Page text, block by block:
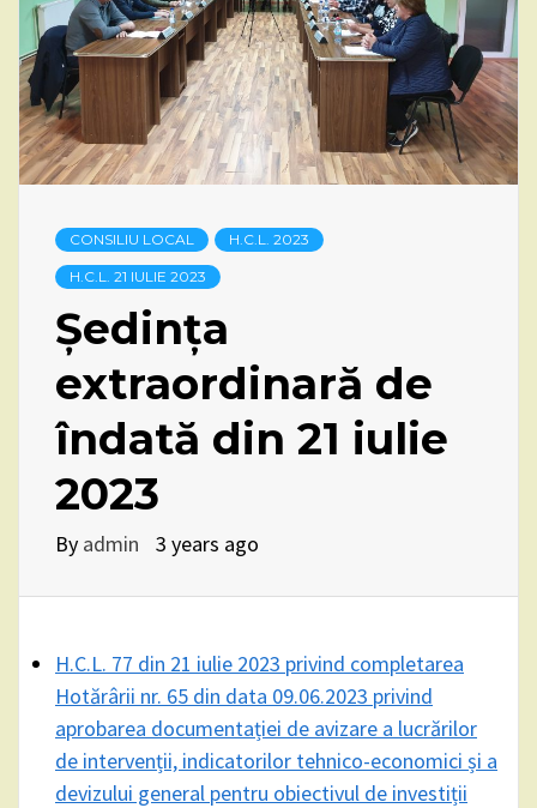
CONSILIU LOCAL H.C.L. 2023
H.C.L. 21 IULIE 2023
Ședința
extraordinară de
îndată din 21 iulie
2023
By admin 3 years ago
H.C.L. 77 din 21 iulie 2023 privind completarea
Hotărârii nr. 65 din data 09.06.2023 privind
aprobarea documentației de avizare a lucrărilor
de intervenții, indicatorilor tehnico-economici și a
devizului general pentru obiectivul de investiții